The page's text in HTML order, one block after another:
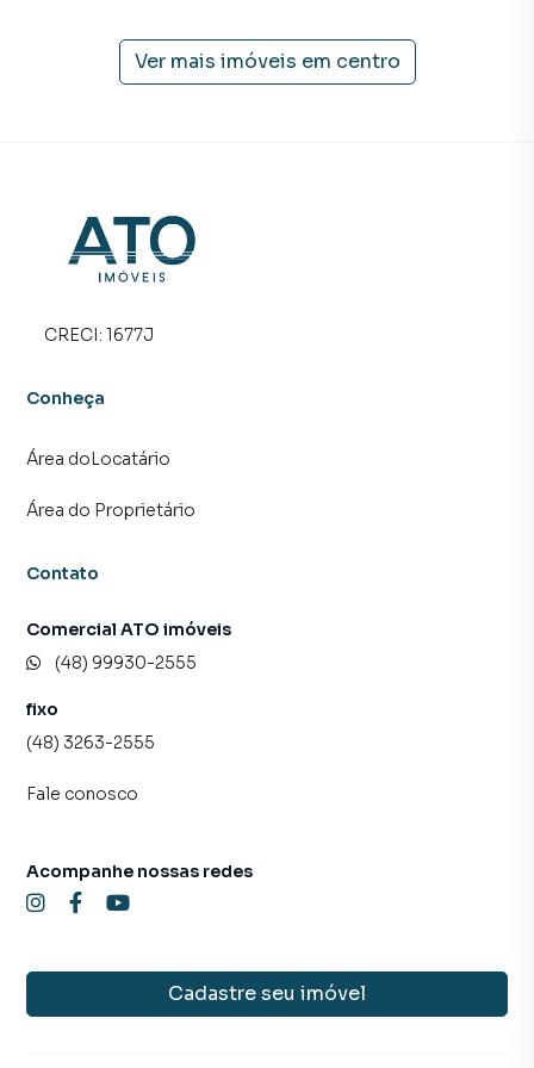
atendimento preparada para atender proprietários e
Ver mais imóveis em centro
CRECI: 1677J
Conheça
Área doLocatário
Área do Proprietário
Contato
Comercial ATO imóveis
(48) 99930-2555
fixo
(48) 3263-2555
Fale conosco
Cadastre seu imóvel
Acompanhe nossas redes